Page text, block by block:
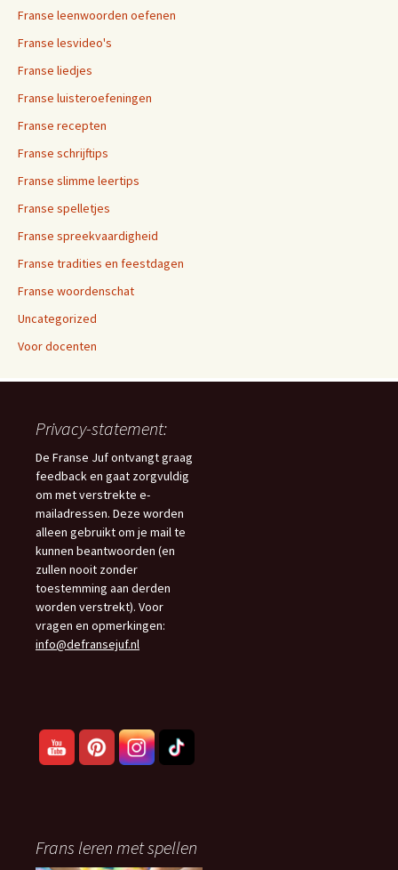
Franse leenwoorden oefenen
Franse lesvideo's
Franse liedjes
Franse luisteroefeningen
Franse recepten
Franse schrijftips
Franse slimme leertips
Franse spelletjes
Franse spreekvaardigheid
Franse tradities en feestdagen
Franse woordenschat
Uncategorized
Voor docenten
Privacy-statement:
De Franse Juf ontvangt graag
feedback en gaat zorgvuldig
om met verstrekte e-
mailadressen. Deze worden
alleen gebruikt om je mail te
kunnen beantwoorden (en
zullen nooit zonder
toestemming aan derden
worden verstrekt). Voor
vragen en opmerkingen:
info@defransejuf.nl
Frans leren met spellen